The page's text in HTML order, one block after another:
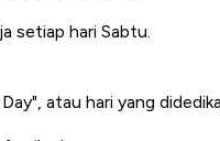
setiap hari Sabtu.
atau hari yang